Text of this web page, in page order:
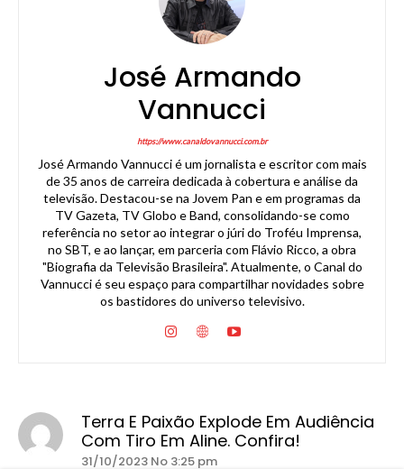
José Armando
Vannucci
https://www.canaldovannucci.com.br
José Armando Vannucci é um jornalista e escritor com mais
de 35 anos de carreira dedicada à cobertura e análise da
televisão. Destacou-se na Jovem Pan e em programas da
TV Gazeta, TV Globo e Band, consolidando-se como
referência no setor ao integrar o júri do Troféu Imprensa,
no SBT, e ao lançar, em parceria com Flávio Ricco, a obra
"Biografia da Televisão Brasileira". Atualmente, o Canal do
Vannucci é seu espaço para compartilhar novidades sobre
os bastidores do universo televisivo.
Terra E Paixão Explode Em Audiência
Com Tiro Em Aline. Confira!
31/10/2023 No 3:25 pm